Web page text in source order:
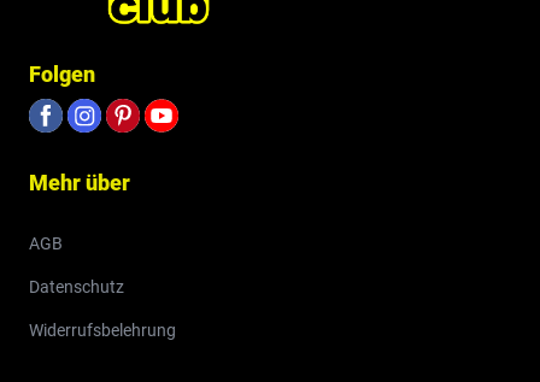
Mehr über
AGB
Datenschutz
Widerrufsbelehrung
Folgen